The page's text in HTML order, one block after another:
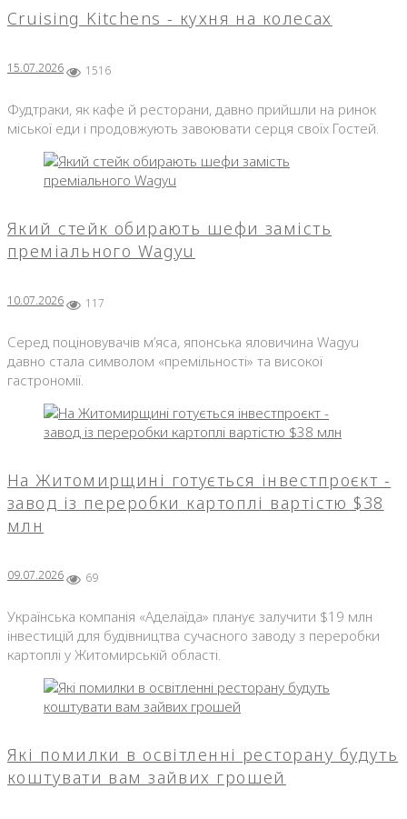
Cruising Kitchens - кухня на колесах
15.07.2026 1516
Фудтраки, як кафе й ресторани, давно прийшли на ринок
міської еди і продовжують завоювати серця своїх Гостей.
Який стейк обирають шефи замість
преміального Wagyu
10.07.2026 117
Серед поціновувачів м’яса, японська яловичина Wagyu
давно стала символом «премільності» та високої
гастрономії.
На Житомирщині готується інвестпроєкт -
завод із переробки картоплі вартістю $38
млн
09.07.2026 69
Українська компанія «Аделаїда» планує залучити $19 млн
інвестицій для будівництва сучасного заводу з переробки
картоплі у Житомирській області.
Які помилки в освітленні ресторану будуть
коштувати вам зайвих грошей